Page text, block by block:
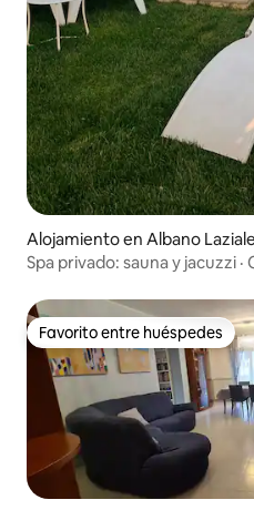
Alojamiento en Albano Laziale
Spa privado: sauna y jacuzzi ·
Favorito entre huéspedes
Favorito entre huéspedes